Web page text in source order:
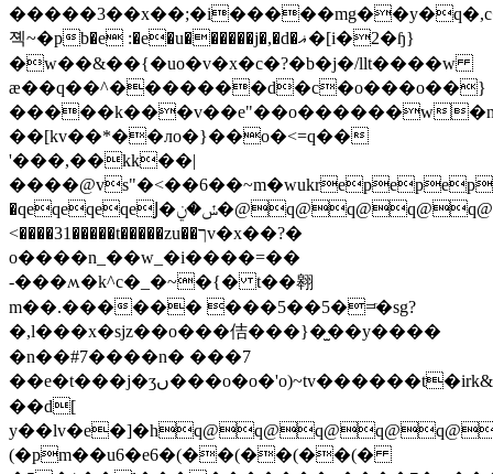
졕~�pb�e :�e�u������j�,�d�ޣ�[i�2�ɧ}
�w��&��{�uo�v�x�c�?�b�j�/llt����w
ӕ��q��^�������d�c�o���o��}
�����k���v��e"��o������w
��[kv��*��лo�}��o�<=q��
'���,��kk��|
�qeqeqeqeͿ�ݽ�ݧ�@q@q@q@q@q@q@q@q@sh�qeqeqeqeqeqeqeqeqeqeqeqeqeqeqeqeqeqeqeqeqeqeqeqeqeqeqed�#
<����31�����t�����zu��ךv�x��?�
o����n_��w_�i����=��
-���ʍ�k^c�_�~�{� t��翱
m��.������ ���5��5�=ͬ�sg?
�,l���x�sjz��o���佶���}�̫��y����
�n��#7����n� ���7
��e�t���j�ʒں���o�o�'o)~tv������t�irk&�g,;f���ͷ��\_��ss���o
��d[
(�pm��u6�e6�(��(��(��(�